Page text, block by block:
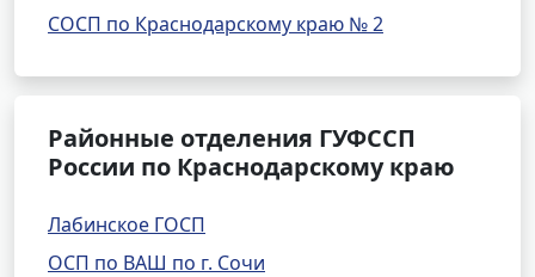
СОСП по Краснодарскому краю № 2
Районные отделения ГУФССП
России по Краснодарскому краю
Лабинское ГОСП
ОСП по ВАШ по г. Сочи